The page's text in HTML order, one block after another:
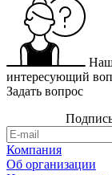
интересующий
Задать вопрос
Компания
Об организации